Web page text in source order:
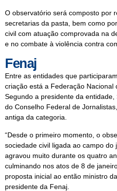
O observatório será composto por
secretarias da pasta, bem como
civil com atuação comprovada na
e no combate à violência contra
Fenaj
Entre as entidades que
criação está a Federação Nacional
Segundo a presidente da
do Conselho Federal de
antiga da categoria.
“Desde o primeiro momento, o
sociedade civil ligada ao campo do
agravou muito durante os quatro
culminando nos atos de 8 de
proposta inicial ao então ministro
presidente da Fenaj.